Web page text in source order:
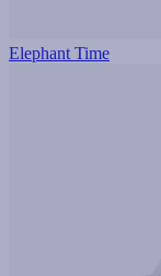
Elephant Time